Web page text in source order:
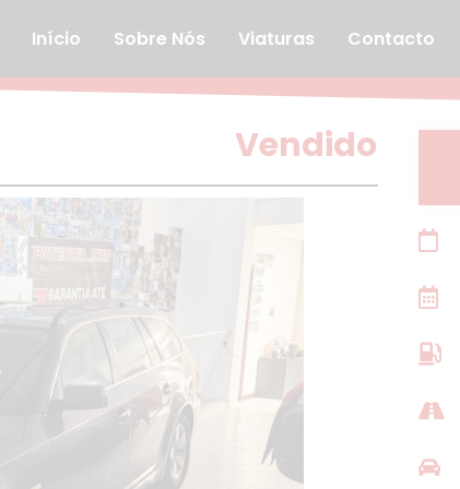
Início Sobre Nós Viaturas Contacto
Vendido